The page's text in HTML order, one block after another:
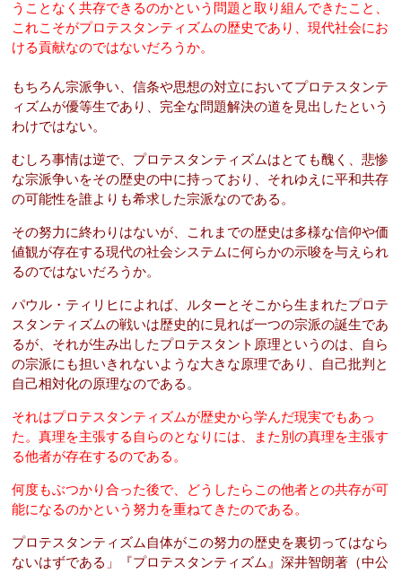
うことなく共存できるのかという問題と取り組んできたこと、
これこそがプロテスタンティズムの歴史であり、現代社会にお
ける貢献なのではないだろうか。
もちろん宗派争い、信条や思想の対立においてプロテスタンテ
ィズムが優等生であり、完全な問題解決の道を見出したという
わけではない。
むしろ事情は逆で、プロテスタンティズムはとても醜く、悲惨
な宗派争いをその歴史の中に持っており、それゆえに平和共存
の可能性を誰よりも希求した宗派なのである。
その努力に終わりはないが、これまでの歴史は多様な信仰や価
値観が存在する現代の社会システムに何らかの示唆を与えられ
るのではないだろうか。
パウル・ティリヒによれば、ルターとそこから生まれたプロテ
スタンティズムの戦いは歴史的に見れば一つの宗派の誕生であ
るが、それが生み出したプロテスタント原理というのは、自ら
の宗派にも担いきれないような大きな原理であり、自己批判と
自己相対化の原理なのである 。
それはプロテスタンティズムが歴史から学んだ現実でもあっ
た。真理を主張する自らのとなりには、また別の真理を主張す
る他者が存在するのである。
何度もぶつかり合った後で、どうしたらこの他者との共存が可
能になるのかという努力を重ねてきたのである。
プロテスタンティズム自体がこの努力の歴史を裏切ってはなら
ないはずである」『プロテスタンティズム』深井智朗著（中公